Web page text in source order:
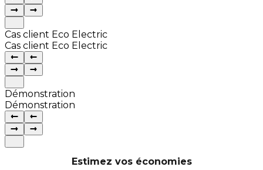
Cas client Eco Electric
Cas client Eco Electric
Démonstration
Démonstration
Estimez vos économies